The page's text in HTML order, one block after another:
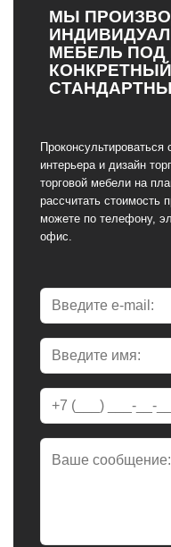
МЫ
МЕБЕЛЬ
Проконсультироваться
интерьера и дизайн
торговой мебели на
рассчитать стоимость
можете по телефону,
офис.